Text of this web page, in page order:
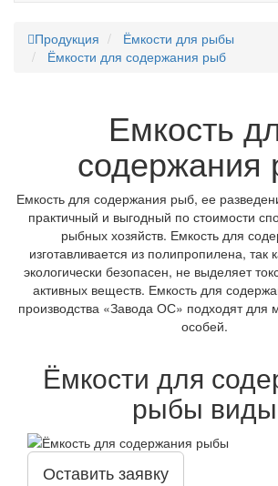
Продукция
Ёмкости для рыбы
Ёмкости для содержания рыб
Емкость
содержания
Емкость для содержания рыб, ее
практичный и выгодный по стоимости
рыбных хозяйств. Емкость для
изготавливается из полипропилена, так
экологически безопасен, не выделяет
активных веществ. Емкость для
производства «Завода ОС» подходят для
особей.
Ёмкости для
рыбы виды
Оставить заявку